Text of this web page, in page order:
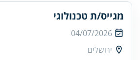
מגייס/ת טכנולוגי
04/07/2026
ירושלים